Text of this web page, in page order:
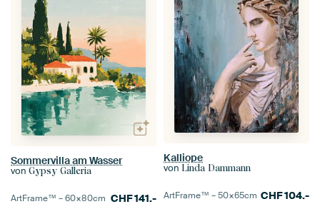
Sommervilla am Wasser
von Gypsy Galleria
ArtFrame™ –60×80cm CHF141.-
Kalliope
von Linda Dammann
ArtFrame™ –50×65cm CHF104.-